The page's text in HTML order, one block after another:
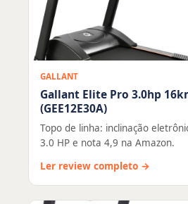
GALLANT
Gallant Elite Pro 3.0hp
(GEE12E30A)
Topo de linha: inclinação
3.0 HP e nota 4,9 na Amazon.
Ler review completo →